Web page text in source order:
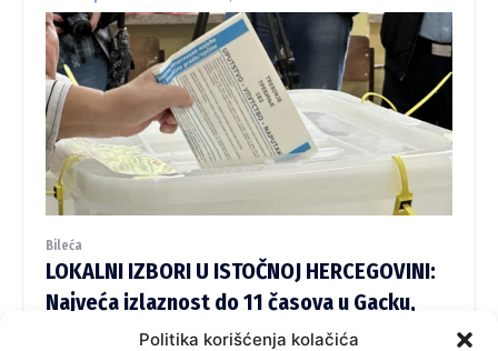
Politika korišćenja kolačića
Bileća
LOKALNI IZBORI U ISTOČNOJ HERCEGOVINI:
Najveća izlaznost do 11 časova u Gacku,
najmanja u Ljubinju